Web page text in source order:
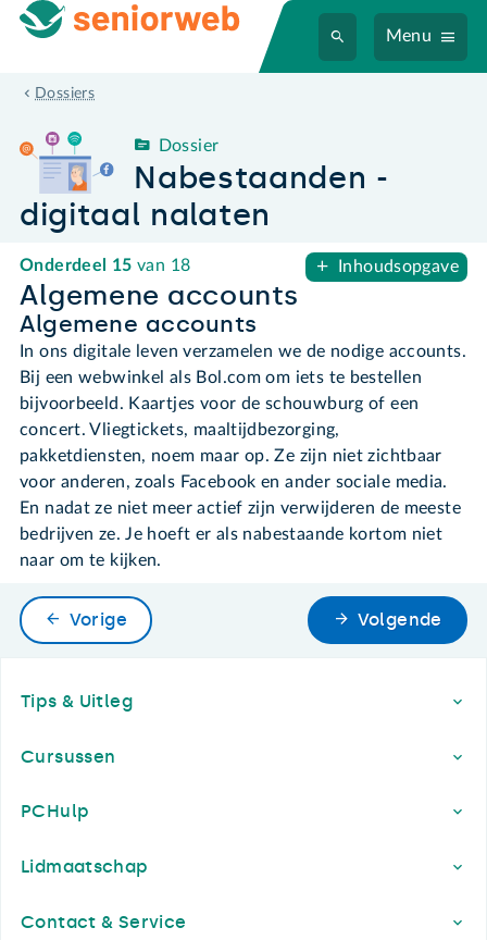
Menu
Dossiers
Nabestaanden - digitaal nalaten
Dossier
Nabestaanden -
digitaal nalaten
Onderdeel 15 van 18 Inhoudsopgave
Algemene accounts
Algemene accounts
In ons digitale leven verzamelen we de nodige accounts.
Bij een webwinkel als Bol.com om iets te bestellen
bijvoorbeeld. Kaartjes voor de schouwburg of een
concert. Vliegtickets, maaltijdbezorging,
pakketdiensten, noem maar op. Ze zijn niet zichtbaar
voor anderen, zoals Facebook en ander sociale media.
En nadat ze niet meer actief zijn verwijderen de meeste
bedrijven ze. Je hoeft er als nabestaande kortom niet
naar om te kijken.
Vorige Volgende
Tips & Uitleg
Cursussen
PCHulp
Lidmaatschap
Contact & Service